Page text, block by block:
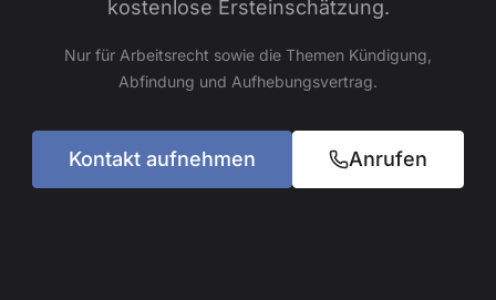
kostenlose Ersteinschätzung.
Nur für Arbeitsrecht sowie die Themen Kündigung,
Abfindung und Aufhebungsvertrag.
Kontakt aufnehmen Anrufen